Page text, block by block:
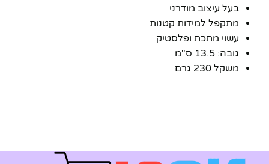
בעל עיצוב מודרני
מתקפל למידות קטנות
עשוי מתכת ופלסטיק
גובה: 13.5 ס"מ
משקל 230 גרם